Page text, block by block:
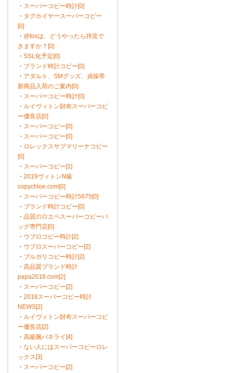
・ スーパーコピー時計[0]
・ タグホイヤースーパーコピー
[0]
・ @tosは、どうやったら拝見で
きますか？[0]
・ SSL化予定[0]
・ ブランド時計コピー[0]
・ アダルト、SMグッズ、貞操帯
新商品入荷のご案内[0]
・ スーパーコピー時計[0]
・ ルイヴィトン財布スーパーコピ
ー優良店[0]
・ スーパーコピー[0]
・ スーパーコピー[0]
・ ロレックスサブマリーナコピー
[0]
・ スーパーコピー[1]
・ 2019ヴィトンN級
copychloe.com[0]
・ スーパーコピー時計5675[0]
・ ブランド時計コピー[0]
・ 品質のロエベスーパーコピーバ
ッグ専門店[0]
・ ウブロコピー時計[2]
・ ウブロスーパーコピー[2]
・ ブルガリコピー時計[2]
・ 高品質ブランド時計
papa2018.com[2]
・ スーパーコピー[2]
・ 2018スーパーコピー時計
NEWS[2]
・ ルイヴィトン財布スーパーコピ
ー優良店[2]
・ 高級腕パネライ[4]
・ ない人にはスーパーコピーロレ
ックス[3]
・ スーパーコピー[2]